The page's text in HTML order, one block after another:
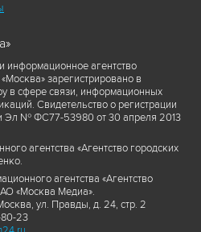
информационное агентство
зарегистрировано в
в сфере связи, информационных
Свидетельство о регистрации
Эл № ФС77-53980 от 30 апреля 2013
агентства «Агентство городских
агентства «Агентство
АО «Москва Медиа».
ул. Правды, д. 24, стр. 2
23